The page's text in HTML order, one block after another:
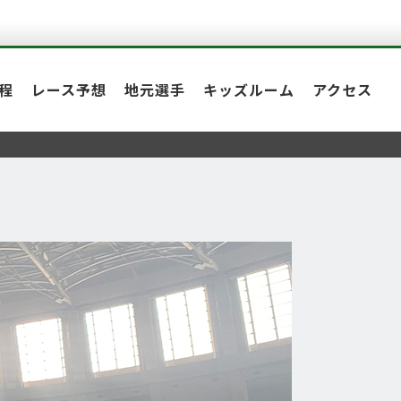
レース予想 地元選手 キッズルーム アクセス